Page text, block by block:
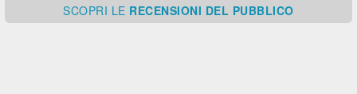
SCOPRI LE RECENSIONI DEL PUBBLICO